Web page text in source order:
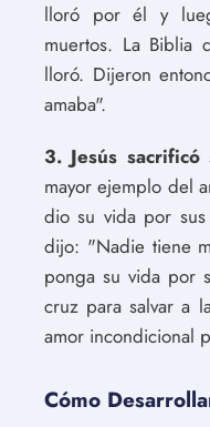
lloró por él y
muertos. La Biblia
lloró. Dijeron
amaba".
3. Jesús
mayor ejemplo del
dio su vida por sus
dijo: "Nadie tiene
ponga su vida por
cruz para salvar a
amor incondicional
Cómo